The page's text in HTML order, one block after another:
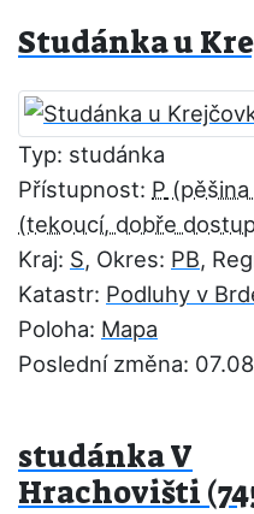
Studánka u
Typ: studánka
Přístupnost: P
Kraj: S, Okres: PB,
Katastr: Podluhy v
Poloha: Mapa
Poslední změna:
studánka V
Hrachovišti